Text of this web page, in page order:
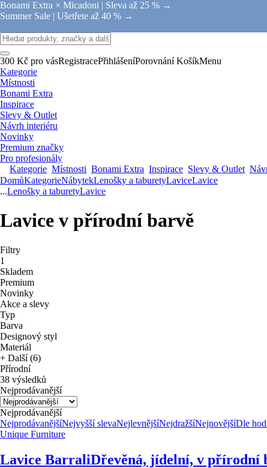
Bonami Extra × Micadoni | Sleva až 25 % →
Summer Sale | Ušetřete až 40 % →
300 Kč pro vásRegistracePřihlášeníPorovnání KošíkMenu
Kategorie
Místnosti
Bonami Extra
Inspirace
Slevy & Outlet
Návrh interiéru
Novinky
Premium značky
Pro profesionály
Kategorie Místnosti Bonami Extra Inspirace Slevy & Outlet
DomůKategorieNábytekLenošky a taburetyLaviceLavice
...Lenošky a taburetyLavice
Lavice v přírodní barvě
Filtry
1
Skladem
Premium
Novinky
Akce a slevy
Typ
Barva
Designový styl
Materiál
+ Další (6)
Přírodní
38 výsledků
Nejprodávanější
Nejprodávanější
NejprodávanějšíNejvyšší slevaNejlevnějšíNejdražšíNejnovějšíDle
Unique Furniture
Lavice BarraliDřevěná, jídelní, v přírodní